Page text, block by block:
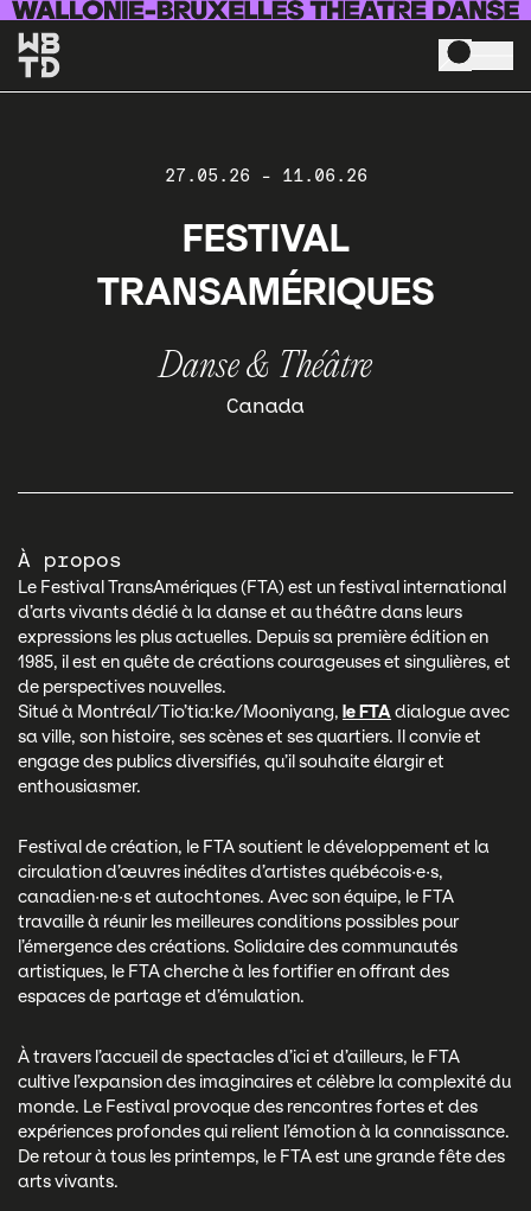
Aller au contenu principal
27.05.26 - 11.06.26
FESTIVAL
TRANSAMÉRIQUES
Danse & Théâtre
Canada
À propos
Le Festival TransAmériques (FTA) est un festival international
d’arts vivants dédié à la danse et au théâtre dans leurs
expressions les plus actuelles. Depuis sa première édition en
1985, il est en quête de créations courageuses et singulières, et
de perspectives nouvelles.
Situé à Montréal/Tio’tia:ke/Mooniyang, le FTAdialogue avec
sa ville, son histoire, ses scènes et ses quartiers. Il convie et
engage des publics diversifiés, qu’il souhaite élargir et
enthousiasmer.
Festival de création, le FTA soutient le développement et la
circulation d’œuvres inédites d’artistes québécois·e·s,
canadien·ne·s et autochtones. Avec son équipe, le FTA
travaille à réunir les meilleures conditions possibles pour
l’émergence des créations. Solidaire des communautés
artistiques, le FTA cherche à les fortifier en offrant des
espaces de partage et d’émulation.
À travers l’accueil de spectacles d’ici et d’ailleurs, le FTA
cultive l’expansion des imaginaires et célèbre la complexité du
monde. Le Festival provoque des rencontres fortes et des
expériences profondes qui relient l’émotion à la connaissance.
De retour à tous les printemps, le FTA est une grande fête des
arts vivants.